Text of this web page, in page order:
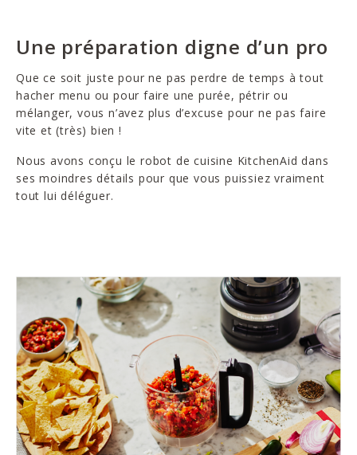
Une préparation digne d’un pro
Que ce soit juste pour ne pas perdre de temps à tout
hacher menu ou pour faire une purée, pétrir ou
mélanger, vous n’avez plus d’excuse pour ne pas faire
vite et (très) bien !
Nous avons conçu le robot de cuisine KitchenAid dans
ses moindres détails pour que vous puissiez vraiment
tout lui déléguer.